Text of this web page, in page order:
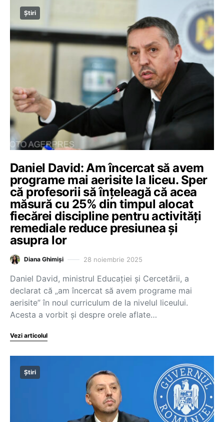
Știri
Daniel David: Am încercat să avem
programe mai aerisite la liceu. Sper
că profesorii să înțeleagă că acea
măsură cu 25% din timpul alocat
fiecărei discipline pentru activități
remediale reduce presiunea și
asupra lor
Diana Ghimiși 28 noiembrie 2025
Daniel David, ministrul Educației și Cercetării, a
declarat că „am încercat să avem programe mai
aerisite” în noul curriculum de la nivelul liceului.
Acesta a vorbit și despre orele aflate…
Vezi articolul
Știri